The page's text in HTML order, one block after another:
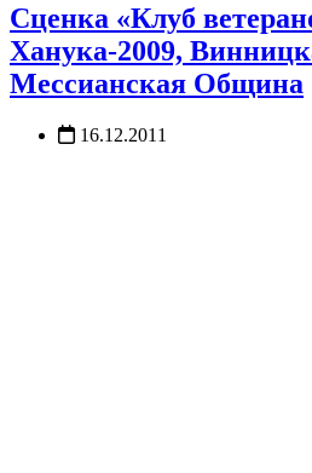
Сценка «Клуб
Ханука-2009,
Мессианская Община
16.12.2011